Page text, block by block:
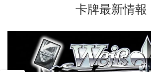
卡牌最新情報